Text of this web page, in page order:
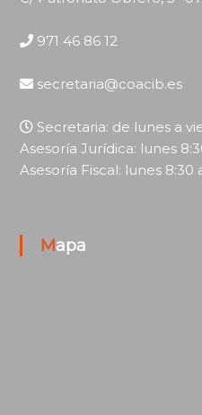
971 46 86 12
secretaria@coacib.es
Secretaria: de lunes a
Asesoría Jurídica: lunes
Asesoría Fiscal: lunes 8:30
Mapa